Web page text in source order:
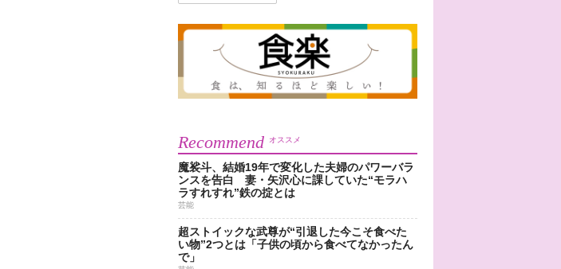
Recommend オススメ
魔裟斗、結婚19年で変化した夫婦のパワーバラ
ンスを告白 妻・矢沢心に課していた“モラハ
ラすれすれ”鉄の掟とは
芸能
超ストイックな武尊が“引退した今こそ食べた
い物”2つとは「子供の頃から食べてなかったん
で」